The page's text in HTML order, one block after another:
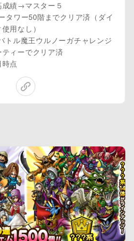
成績→マスター５
タワー50階までクリア済（ダイ
用なし）
トル魔王ウルノーガチャレンジ
ティーでクリア済
点